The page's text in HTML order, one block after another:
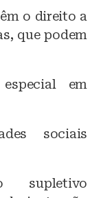
o direito a
que podem
em
sociais
supletivo